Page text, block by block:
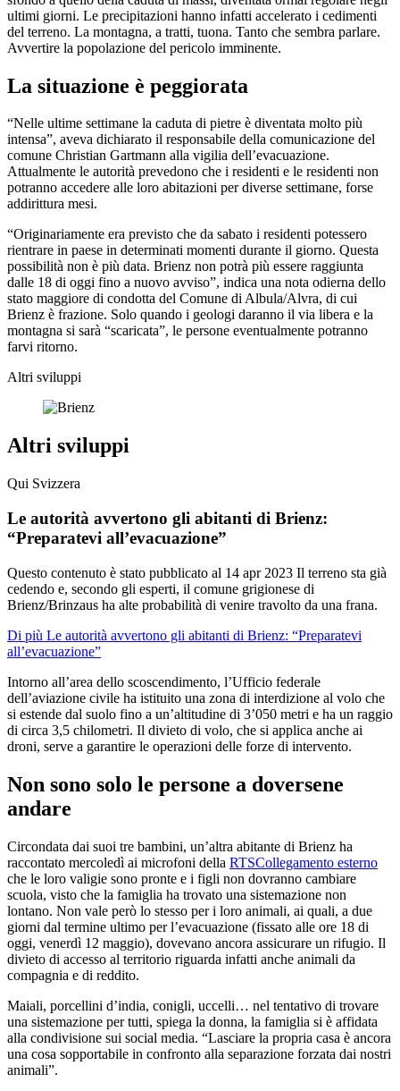
ultimi giorni. Le precipitazioni hanno infatti accelerato i cedimenti
del terreno. La montagna, a tratti, tuona. Tanto che sembra parlare.
Avvertire la popolazione del pericolo imminente.
La situazione è peggiorata
“Nelle ultime settimane la caduta di pietre è diventata molto più
intensa”, aveva dichiarato il responsabile della comunicazione del
comune Christian Gartmann alla vigilia dell’evacuazione.
Attualmente le autorità prevedono che i residenti e le residenti non
potranno accedere alle loro abitazioni per diverse settimane, forse
addirittura mesi.
“Originariamente era previsto che da sabato i residenti potessero
rientrare in paese in determinati momenti durante il giorno. Questa
possibilità non è più data. Brienz non potrà più essere raggiunta
dalle 18 di oggi fino a nuovo avviso”, indica una nota odierna dello
stato maggiore di condotta del Comune di Albula/Alvra, di cui
Brienz è frazione. Solo quando i geologi daranno il via libera e la
montagna si sarà “scaricata”, le persone eventualmente potranno
farvi ritorno.
Altri sviluppi
Altri sviluppi
Qui Svizzera
Le autorità avvertono gli abitanti di Brienz:
“Preparatevi all’evacuazione”
Questo contenuto è stato pubblicato al 14 apr 2023 Il terreno sta già
cedendo e, secondo gli esperti, il comune grigionese di
Brienz/Brinzaus ha alte probabilità di venire travolto da una frana.
Di più Le autorità avvertono gli abitanti di Brienz: “Preparatevi
all’evacuazione”
Intorno all’area dello scoscendimento, l’Ufficio federale
dell’aviazione civile ha istituito una zona di interdizione al volo che
si estende dal suolo fino a un’altitudine di 3’050 metri e ha un raggio
di circa 3,5 chilometri. Il divieto di volo, che si applica anche ai
droni, serve a garantire le operazioni delle forze di intervento.
Non sono solo le persone a doversene
andare
Circondata dai suoi tre bambini, un’altra abitante di Brienz ha
raccontato mercoledì ai microfoni della RTSCollegamento esterno
che le loro valigie sono pronte e i figli non dovranno cambiare
scuola, visto che la famiglia ha trovato una sistemazione non
lontano. Non vale però lo stesso per i loro animali, ai quali, a due
giorni dal termine ultimo per l’evacuazione (fissato alle ore 18 di
oggi, venerdì 12 maggio), dovevano ancora assicurare un rifugio. Il
divieto di accesso al territorio riguarda infatti anche animali da
compagnia e di reddito.
Maiali, porcellini d’india, conigli, uccelli… nel tentativo di trovare
una sistemazione per tutti, spiega la donna, la famiglia si è affidata
alla condivisione sui social media. “Lasciare la propria casa è ancora
una cosa sopportabile in confronto alla separazione forzata dai nostri
animali”.